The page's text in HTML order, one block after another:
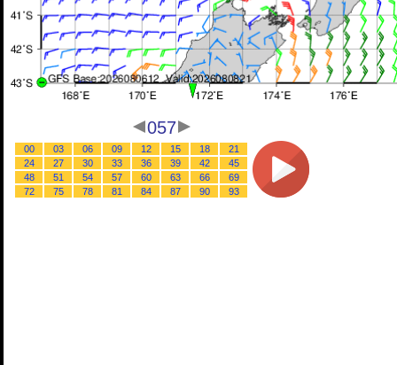
057
00 03 06 09 12 15 18
21
24
27 30 33 36 39 42
45
48
51 54 57 60 63 66
69
72
75 78 81 84 87 90 93